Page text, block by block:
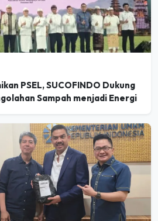
PSEL, SUCOFINDO Dukung
Sampah menjadi Energi